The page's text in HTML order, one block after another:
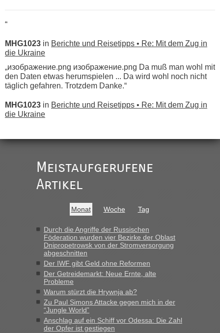
“
MHG1023 in Berichte und Reisetipps • Re: Mit dem Zug in
die Ukraine
„изображение.png изображение.png Da muß man wohl mit
den Daten etwas herumspielen ... Da wird wohl noch nicht
täglich gefahren. Trotzdem Danke.“
MHG1023 in Berichte und Reisetipps • Re: Mit dem Zug in
die Ukraine
Ist korrekt, aber ich finde man hätte trotzdem im Text gleich
darauf hinweisen können.
War aber nicht "böse" gemeint ...
buchbar - warum auch immer ...
Hab´s versucht - bekomme aber immer angezeigt "auf dieser
Strecke fahren wir nicht"
MHG1023 inBerichte und Reisetipps • Re: Mit dem Zug in
die Ukraine
„Man sollte aber explizit dazu schreiben, daß es ein Zug von
LeoExpress ist - und nur auf deren Webseite kann man die
Fahrkarten kaufen. Zumindest ist es die erste Umsteigefreie
Verbindung von Deutschland...“
Meistaufgerufene
Artikel
Monat Woche Tag
Durch die Angriffe der Russischen
Föderation wurden vier Bezirke der Oblast
Dnipropetrowsk von der Stromversorgung
abgeschnitten
Der IWF gibt Geld ohne Reformen
Der Getreidemarkt: Neue Ernte, alte
Probleme
Warum stürzt die Hrywnja ab?
Zu Paul Simons Attacke gegen mich in der
“Jungle World”
Anschlag auf ein Schiff vor Odessa: Die Zahl
der Opfer ist gestiegen